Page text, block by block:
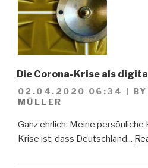
Die Corona-Krise als
02.04.2020 06:34 BY
MÜLLER
Ganz ehrlich: Meine
Krise ist, dass Deutschland...